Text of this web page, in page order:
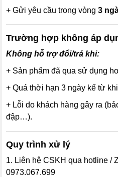
+ Gửi yêu cầu trong vòng3
Trường hợp không áp
Không hỗ trợ đổi/trả khi:
+ Sản phẩm đã qua sử dụng
+ Quá thời hạn 3 ngày kể từ
+ Lỗi do khách hàng gây ra
đập…).
Quy trình xử lý
1. Liên hệ CSKH qua hotline /
0973.067.699